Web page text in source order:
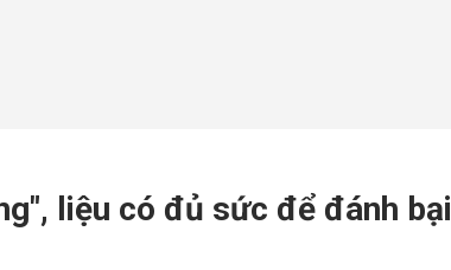
liệu có đủ sức để đánh bại